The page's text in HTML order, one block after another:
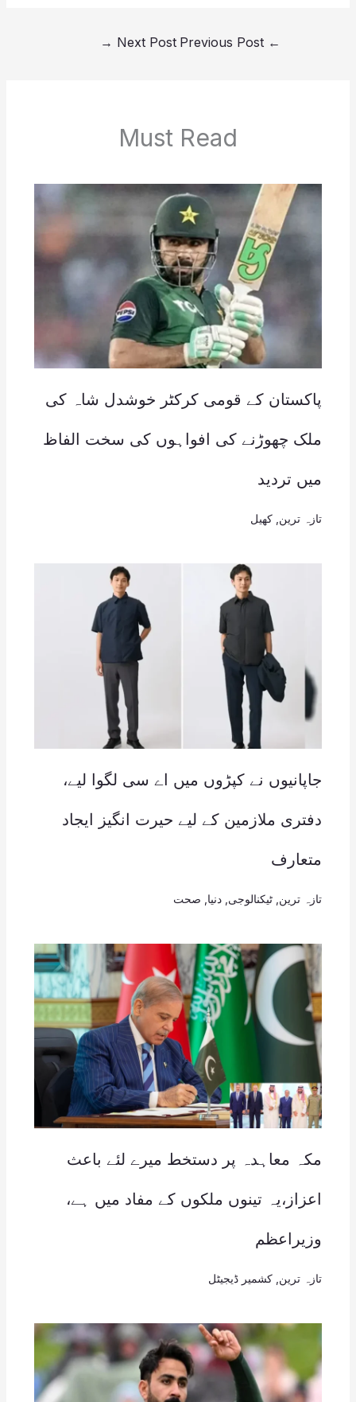
←
Next Post
→
Must Read
پاکستان کے قومی کرکٹر خوشدل شاہ کی
ملک چھوڑنے کی افواہوں کی سخت الفاظ
میں تردید
تازہ ترین کھیل
جاپانیوں نے کپڑوں میں اے سی لگوا لیے،
دفتری ملازمین کے لیے حیرت انگیز ایجاد
متعارف
تازہ ترین ٹیکنالوجی دنیا صحت
مکہ معاہدہ پر دستخط میرے لئے باعث
اعزاز،یہ تینوں ملکوں کے مفاد میں ہے،
وزیراعظم
تازہ ترین کشمیر ڈیجیٹل